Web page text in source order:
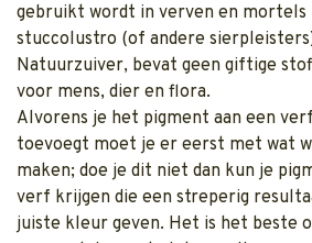
gebruikt wordt in verven en mortels
stuccolustro (of andere
Natuurzuiver, bevat geen giftige
voor mens, dier en flora.
Alvorens je het pigment aan een
toevoegt moet je er eerst met wat
maken; doe je dit niet dan kun je
verf krijgen die een streperig
juiste kleur geven. Het is het beste